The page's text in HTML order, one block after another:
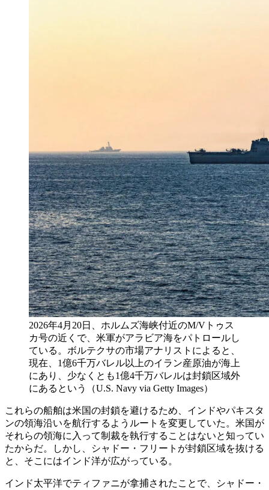
2026年4月20日、ホルムズ海峡付近のM/Vトゥス
カ号の近くで、米軍がアラビア海をパトロールし
ている。ボルテクサの市場アナリストによると、
現在、1億6千万バレル以上のイラン産原油が海上
にあり、少なくとも1億4千万バレルは封鎖区域外
にあるという（U.S. Navy via Getty Images）
これらの船舶は米国の封鎖を避けるため、インドやパキスタ
ンの領海沿いを航行するようルートを変更していた。米国が
それらの領海に入って制裁を執行することはないと知ってい
たからだ。しかし、シャドー・フリートが封鎖区域を抜ける
と、そこにはインド洋が広がっている。
インド太平洋でティファニが拿捕されたことで、シャドー・